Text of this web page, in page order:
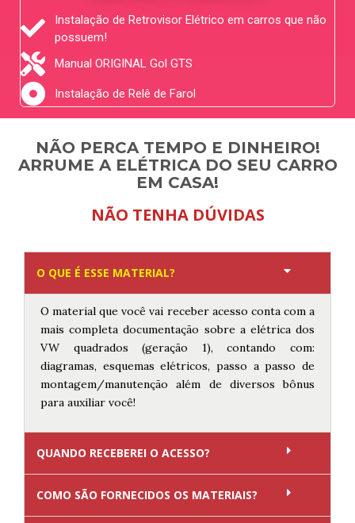
Instalação de Retrovisor Elétrico em carros que não
possuem!
Manual ORIGINAL Gol GTS
Instalação de Relê de Farol
NÃO PERCA TEMPO E DINHEIRO!
ARRUME A ELÉTRICA DO SEU CARRO
EM CASA!
NÃO TENHA DÚVIDAS
O QUE É ESSE MATERIAL?
O material que você vai receber acesso conta com a
mais completa documentação sobre a elétrica dos
VW quadrados (geração 1), contando com:
diagramas, esquemas elétricos, passo a passo de
montagem/manutenção além de diversos bônus
para auxiliar você!
QUANDO RECEBEREI O ACESSO?
COMO SÃO FORNECIDOS OS MATERIAIS?